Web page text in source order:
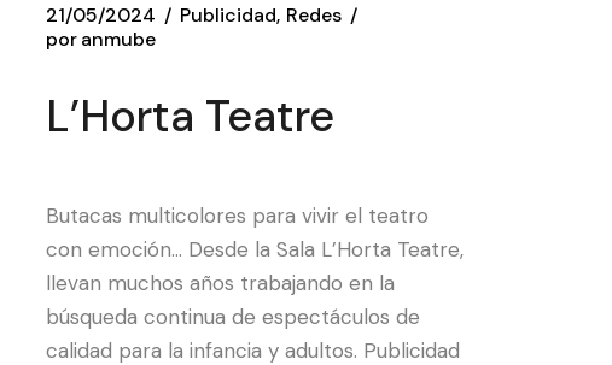
21/05/2024 Publicidad Redes
poranmube
L’Horta Teatre
Butacas multicolores para vivir el teatro
con emoción… Desde la Sala L’Horta Teatre,
llevan muchos años trabajando en la
búsqueda continua de espectáculos de
calidad para la infancia y adultos. Publicidad